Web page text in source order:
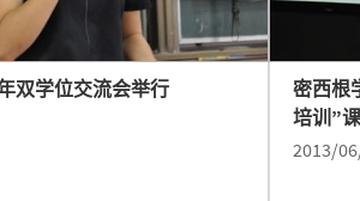
双学位交流会举行
密西根
培训”
2013/